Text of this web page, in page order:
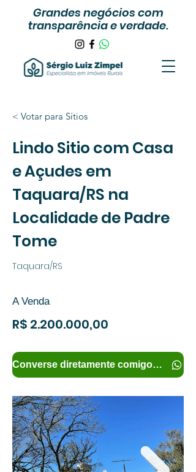
Grandes negócios com
transparência e verdade.
< Votar para Sítios
Lindo Sitio com Casa
e Açudes em
Taquara/RS na
Localidade de Padre
Tome
Taquara/RS
A Venda
R$ 2.200.000,00
Converse diretamente comigo e tenha mais informações